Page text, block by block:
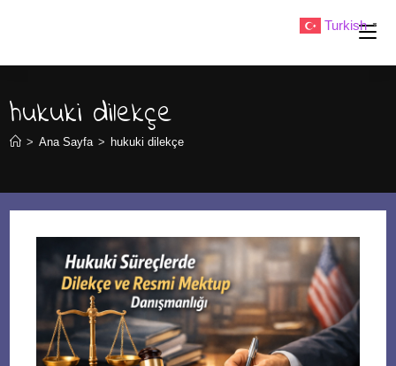
hukuki dilekçe
> Ana Sayfa > hukuki dilekçe
Turkish ▼